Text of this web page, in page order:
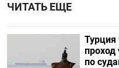
ЧИТАТЬ ЕЩЕ
Турция
проход
по